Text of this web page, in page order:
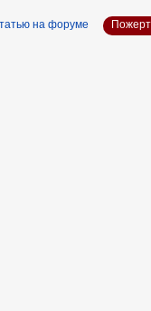
на форуме